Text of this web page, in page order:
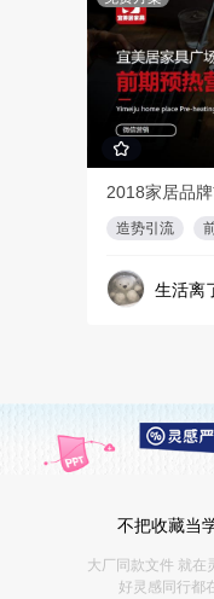
2018家居品
造势引流
生活离
不把收藏当
大厂同款文件 就在
好灵感同行都